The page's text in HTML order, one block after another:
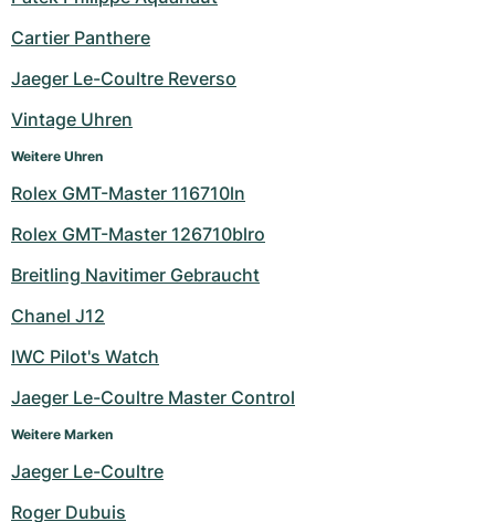
Milgauss
Oyster Perpetual
Yacht-Master
Yacht-Master II
Sea-Dweller
Sky-Dweller
Damenuhren
Ronde
Rotonde
Crash
Pasha
Tortue
Baignoire
Roadster
Professional
Bentley
Transocean
Cockpit
Chronospace
Super Avenger
Montbrillant
Formula 1
Grand Carrera
Gebraucht
Damenuhren
Portofino
Portugieser
Da Vinci
Aquatimer
Spitfire
Gebraucht
Spirit of Big Bang
King Power
Gebraucht
Cartier Panthere
Jaeger Le-Coultre Reverso
Vintage Uhren
Weitere Uhren
Rolex GMT-Master 116710ln
Rolex GMT-Master 126710blro
Breitling Navitimer Gebraucht
Chanel J12
IWC Pilot's Watch
Jaeger Le-Coultre Master Control
Weitere Marken
Jaeger Le-Coultre
Roger Dubuis